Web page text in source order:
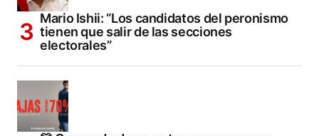
Mario Ishii: “Los candidatos del peronismo
tienen que salir de las secciones
electorales”